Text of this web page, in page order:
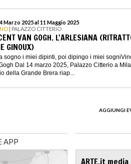
Marzo 2025 al 11 Maggio 2025
| PALAZZO CITTERIO
VAN GOGH. L'ARLESIANA
GINOUX)
sogno i miei dipinti, poi dipingo i miei
Dal 14 marzo 2025, Palazzo Citterio a
della Grande Brera riap...
AGGIUNGI
APP
ARTE.it